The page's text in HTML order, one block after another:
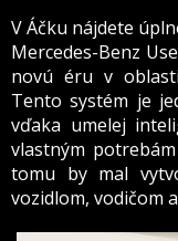
V Áčku nájdete
Mercedes-Benz
novú éru v
Tento systém je
vďaka umelej
vlastným
tomu by mal
vozidlom, vodičom